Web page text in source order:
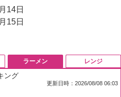
14日
15日
ラーメン
ング
更新日時：2026/08/08 06:03
レンジ